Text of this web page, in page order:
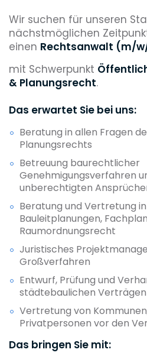
Wir suchen für unseren
nächstmöglichen
einen Rechtsanwalt (m/
mit Schwerpunkt
& Planungsrecht.
Das erwartet Sie bei uns:
Beratung in allen Fragen
Planungsrechts
Betreuung baurechtlicher
Genehmigungsverfahren
unberechtigten
Beratung und Vertretung
Bauleitplanungen,
Raumordnungsrecht
Juristisches
Großverfahren
Entwurf, Prüfung und
städtebaulichen Verträgen
Vertretung von
Privatpersonen vor den
Das bringen Sie mit: